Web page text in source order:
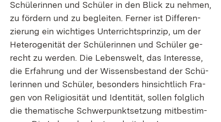
Schü­le­rin­nen und Schü­ler in den Blick zu neh­men,
zu för­dern und zu be­glei­ten. Fer­ner ist Dif­fe­ren­
zie­rung ein wich­ti­ges Un­ter­richt­s­prin­zip, um der
He­te­ro­ge­ni­tät der Schü­le­rin­nen und Schü­ler ge­
recht zu wer­den. Die Le­bens­welt, das In­ter­es­se,
die Er­fah­rung und der Wis­sens­be­stand der Schü­
le­rin­nen und Schü­ler, be­son­ders hin­sicht­lich Fra­
gen von Re­li­gio­si­tät und Iden­ti­tät, sol­len folg­lich
die the­ma­ti­sche Schwer­punkt­set­zung mit­be­stim­